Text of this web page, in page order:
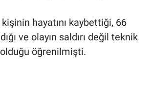
hayatını kaybettiği, 66
ve olayın saldırı değil teknik
olduğu öğrenilmişti.